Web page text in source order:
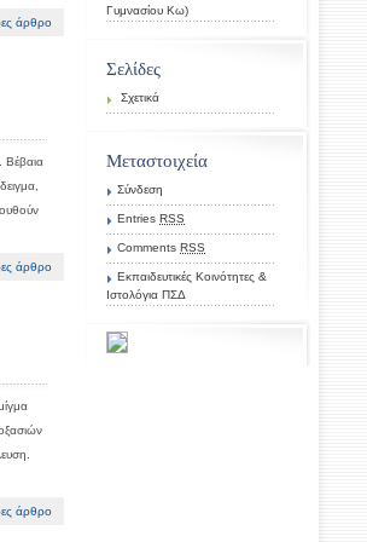
άρθρο
Βέβαια
άρθρο
άρθρο
Γυμνασίου Κω)
Σελίδες
Σχετικά
Μεταστοιχεία
Σύνδεση
Entries RSS
Comments RSS
Εκπαιδευτικές Κοινότητες &
Ιστολόγια ΠΣΔ